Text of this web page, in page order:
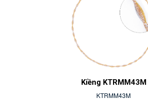
Kiềng KTRMM43M
KTRMM43M